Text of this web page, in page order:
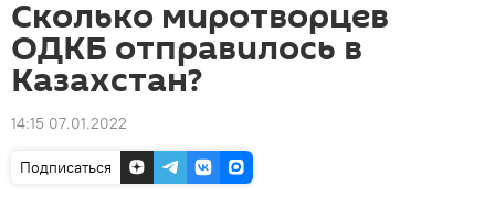
Сколько миротворцев
ОДКБ отправилось в
Казахстан?
14:15 07.01.2022
Подписаться